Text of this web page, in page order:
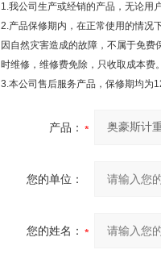
1.我公司生产或经销的产品，无论用
2.产品保修期内，在正常使用的情况
因自然灾害造成的故障，不属于免
时维修，维修费免除，只收取成本费。
3.本公司售后服务产品，保修期均为
产品：
您的单位：
您的姓名：